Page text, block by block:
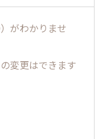
がわかりませ
変更はできます